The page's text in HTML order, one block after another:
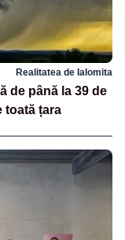
Realitatea de Ialomita
de până la 39 de
toată țara